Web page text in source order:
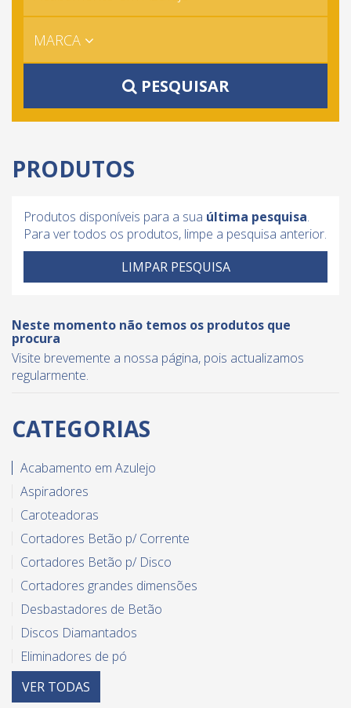
MARCA
PESQUISAR
PRODUTOS
Produtos disponíveis para a sua última pesquisa.
Para ver todos os produtos, limpe a pesquisa anterior.
LIMPAR PESQUISA
Neste momento não temos os produtos que
procura
Visite brevemente a nossa página, pois actualizamos
regularmente.
CATEGORIAS
Acabamento em Azulejo
Aspiradores
Caroteadoras
Cortadores Betão p/ Corrente
Cortadores Betão p/ Disco
Cortadores grandes dimensões
Desbastadores de Betão
Discos Diamantados
Eliminadores de pó
Equipamento diverso para azulejo
Guilhotinas
VER TODAS